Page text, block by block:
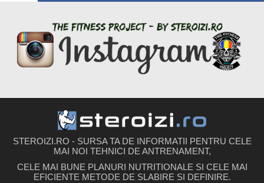
STEROIZI.RO - SURSA TA DE INFORMATII PENTRU CELE
MAI NOI TEHNICI DE ANTRENAMENT,
CELE MAI BUNE PLANURI NUTRITIONALE SI CELE MAI
EFICIENTE METODE DE SLABIRE SI DEFINIRE.